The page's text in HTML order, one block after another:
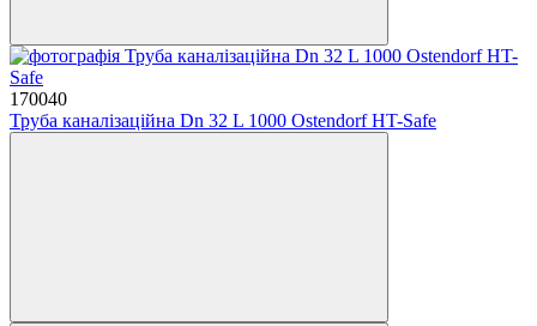
170040
Труба каналізаційна Dn 32 L 1000 Ostendorf HT-Safe